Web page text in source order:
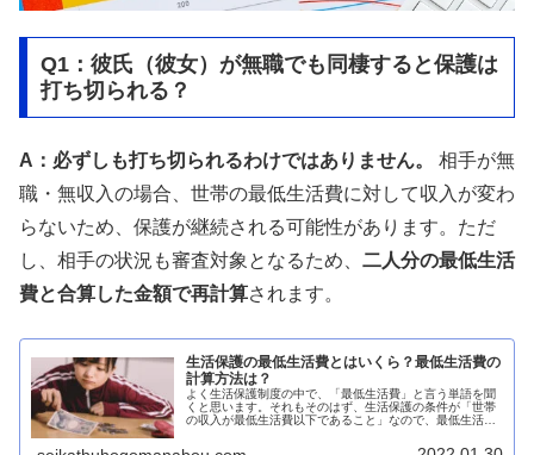
Q1：彼氏（彼女）が無職でも同棲すると保護は
打ち切られる？
A：必ずしも打ち切られるわけではありません。
相手が無
職・無収入の場合、世帯の最低生活費に対して収入が変わ
らないため、保護が継続される可能性があります。ただ
し、相手の状況も審査対象となるため、 二人分の最低生活
費と合算した金額で再計算されます。
生活保護の最低生活費とはいくら？最低生活費の
計算方法は？
よく生活保護制度の中で、「最低生活費」と言う単語を聞
くと思います。それもそのはず、生活保護の条件が「世帯
の収入が最低生活費以下であること」なので、最低生活費